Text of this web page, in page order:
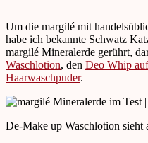
Um die margilé mit
habe ich bekannte Schwatz
margilé Mineralerde gerührt,
Waschlotion, den Deo Whip
Haarwaschpuder.
De-Make up Waschlotion